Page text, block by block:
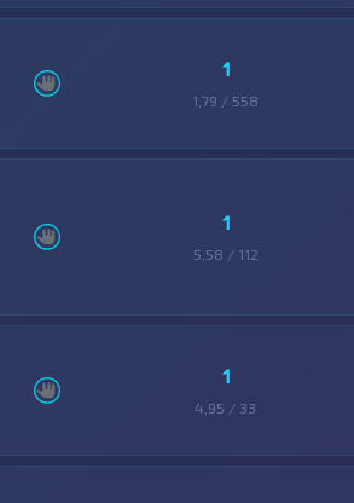
1
1,79 / 558
1
5,58 / 112
1
4,95 / 33